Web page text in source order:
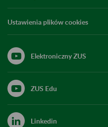
Ustawienia plików cookies
Elektroniczny ZUS
ZUS Edu
Linkedin